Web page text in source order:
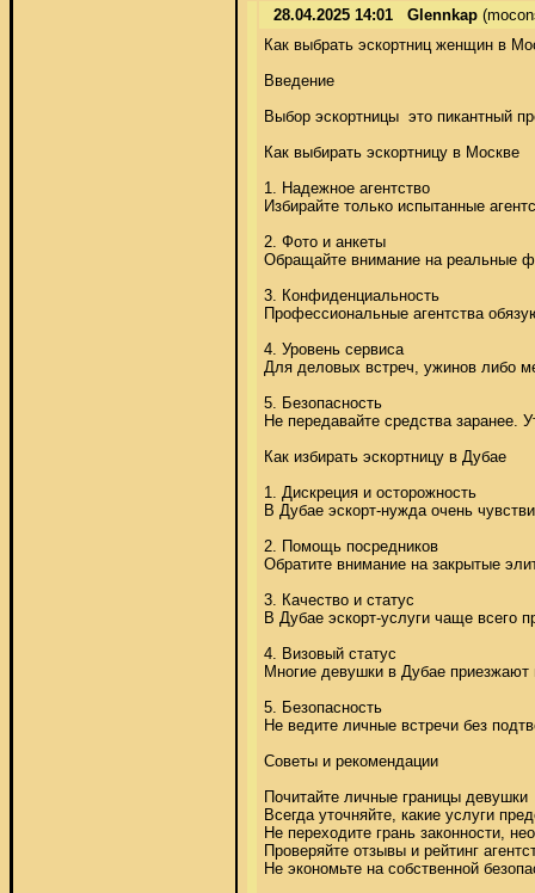
28.04.2025 14:01 Glennkap
Как выбрать эскортниц женщин в
Введение
Выбор эскортницы  это пикантный
Как выбирать эскортницу в Москве
1. Надежное агентство
Избирайте только испытанные
2. Фото и анкеты
Обращайте внимание на реальные
3. Конфиденциальность
Профессиональные агентства
4. Уровень сервиса
Для деловых встреч, ужинов либо
5. Безопасность
Не передавайте средства заранее.
Как избирать эскортницу в Дубае
1. Дискреция и осторожность
В Дубае эскорт-нужда очень
2. Помощь посредников
Обратите внимание на закрытые
3. Качество и статус
В Дубае эскорт-услуги чаще всего
4. Визовый статус
Многие девушки в Дубае приезжают
5. Безопасность
Не ведите личные встречи без
Советы и рекомендации
Почитайте личные границы девушки
Всегда уточняйте, какие услуги
Не переходите грань законности,
Проверяйте отзывы и рейтинг
Не экономьте на собственной